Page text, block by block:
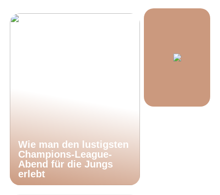
Wie man den lustigsten
Champions-League-
Abend für die Jungs
erlebt